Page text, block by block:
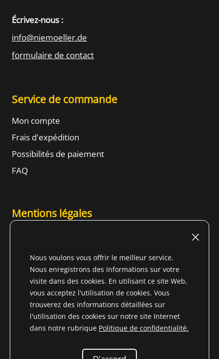
Écrivez-nous :
info@niemoeller.de
formulaire de contact
Service de commande
Mon compte
Frais d'expédition
Possibilités de paiement
FAQ
Mentions légales
Droit de résiliation
Conditions générales d'affaires
Informations sur la protection des données
Content
Nous voulons vous offrir le meilleur service.
Nous enregistrons des informations sur votre
visite dans des cookies. En utilisant ce site Web,
vous acceptez l'utilisation de cookies. Vous
trouverez des informations détaillées sur
l'utilisation des cookies sur notre site Internet
dans notre rubrique Politique de confidentialité.